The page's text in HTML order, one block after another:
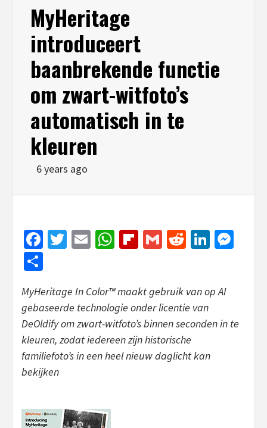
MyHeritage
introduceert
baanbrekende functie
om zwart-witfoto’s
automatisch in te
kleuren
6 years ago
Facebook
Twitter
EmailWhatsApp
Flipboard
GmailReddit
MyHeritage In Color™ maakt gebruik van op AI
gebaseerde technologie onder licentie van
DeOldify om zwart-witfoto’s binnen seconden in te
kleuren, zodat iedereen zijn historische
familiefoto’s in een heel nieuw daglicht kan
bekijken